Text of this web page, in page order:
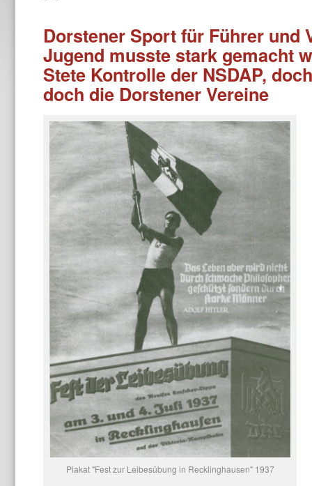
Dorstener Sport für Führer und
Jugend musste stark gemacht
Stete Kontrolle der NSDAP,
doch die Dorstener Vereine
Plakat "Fest zur Leibesübung in Recklinghausen" 1937